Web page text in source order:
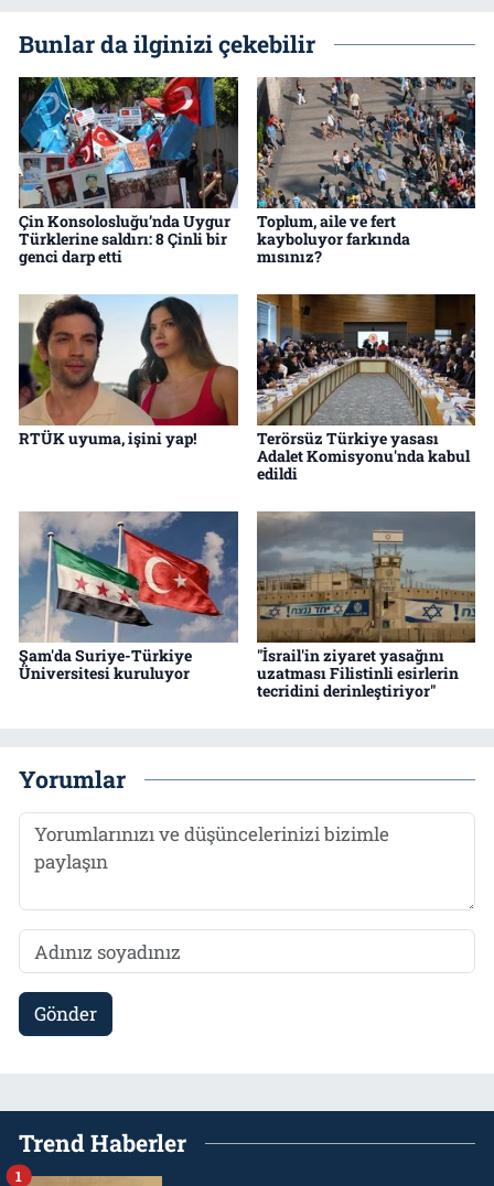
Bunlar da ilginizi çekebilir
Çin Konsolosluğu’nda Uygur
Türklerine saldırı: 8 Çinli bir
genci darp etti
Toplum, aile ve fert
kayboluyor farkında
mısınız?
RTÜK uyuma, işini yap!
Terörsüz Türkiye yasası
Adalet Komisyonu'nda kabul
edildi
Şam'da Suriye-Türkiye
Üniversitesi kuruluyor
"İsrail'in ziyaret yasağını
uzatması Filistinli esirlerin
tecridini derinleştiriyor"
Yorumlar
Gönder
Trend Haberler
1